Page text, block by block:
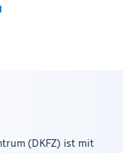
(DKFZ) ist mit